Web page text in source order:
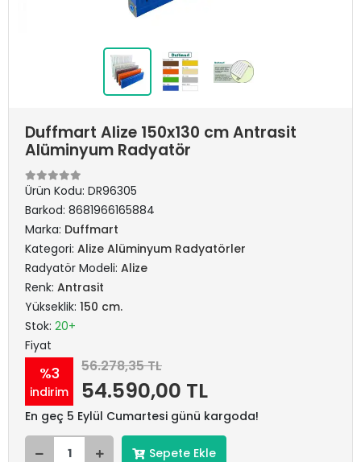
Duffmart Alize 150x130 cm Antrasit
Alüminyum Radyatör
Ürün Kodu: DR96305
Barkod: 8681966165884
Marka: Duffmart
Kategori: Alize Alüminyum Radyatörler
Radyatör Modeli: Alize
Renk: Antrasit
Yükseklik: 150 cm.
Stok: 20+
Fiyat
%3
indirim
56.278,35 TL
54.590,00 TL
En geç 5 Eylül Cumartesi günü kargoda!
Sepete Ekle